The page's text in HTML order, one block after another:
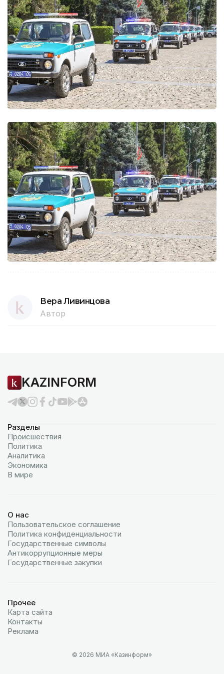
Вера Ливинцова
Автор
KAZINFORM
Разделы
Происшествия
Политика
Аналитика
Экономика
В мире
О нас
Пользовательское соглашение
Политика конфиденциальности
Государственные символы
Антикоррупционные меры
Государственные закупки
Прочее
Карта сайта
Контакты
Реклама
© 2026 МИА «Казинформ»